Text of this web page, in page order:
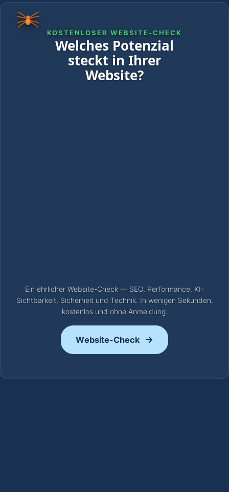
KOSTENLOSER WEBSITE-CHECK
Welches Potenzial
steckt in Ihrer
Website?
Ein ehrlicher Website-Check — SEO, Performance, KI-
Sichtbarkeit, Sicherheit und Technik. In wenigen Sekunden,
kostenlos und ohne Anmeldung.
Website-Check